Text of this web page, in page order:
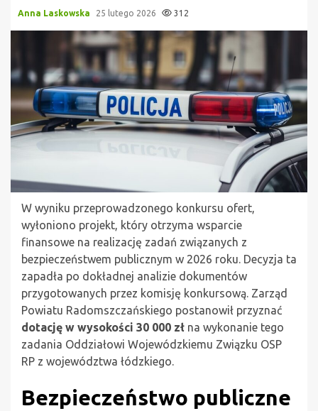
Anna Laskowska 25 lutego 2026 312
W wyniku przeprowadzonego konkursu ofert,
wyłoniono projekt, który otrzyma wsparcie
finansowe na realizację zadań związanych z
bezpieczeństwem publicznym w 2026 roku. Decyzja ta
zapadła po dokładnej analizie dokumentów
przygotowanych przez komisję konkursową. Zarząd
Powiatu Radomszczańskiego postanowił przyznać
dotację w wysokości 30 000 zł na wykonanie tego
zadania Oddziałowi Wojewódzkiemu Związku OSP
RP z województwa łódzkiego.
Bezpieczeństwo publiczne